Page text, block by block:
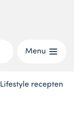
Menu
Lifestyle recepten